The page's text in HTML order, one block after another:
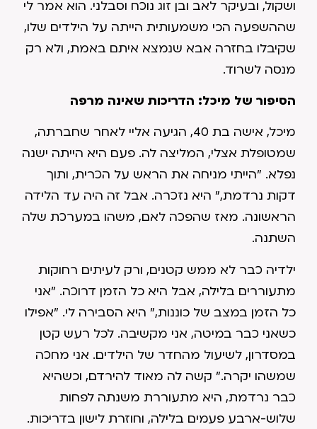
ושקול, ובעיקר לאב ובן זוג נוכח וסבלני. הוא אמר לי
שההשפעה הכי משמעותית הייתה על הילדים שלו,
שקיבלו בחזרה אבא שנמצא איתם באמת, ולא רק
מנסה לשרוד.
הסיפור של מיכל: הדריכות שאינה מרפה
מיכל, אישה בת 40, הגיעה אליי לאחר שחברתה,
שמטופלת אצלי, המליצה לה. פעם היא הייתה ישנה
נפלא. "הייתי מניחה את הראש על הכרית, ותוך
דקות נרדמת," היא נזכרה. אבל זה היה עד הלידה
הראשונה. מאז שהפכה לאם, משהו במערכת שלה
השתנה.
ילדיה כבר לא ממש קטנים, ורק לעיתים רחוקות
מתעוררים בלילה, אבל היא כל הזמן דרוכה. "אני
כל הזמן במצב של כוננות," היא הסבירה לי. "אפילו
כשאני כבר במיטה, אני מקשיבה. לכל רעש קטן
במסדרון, לשיעול מהחדר של הילדים. אני מחכה
שמשהו יקרה." קשה לה מאוד להירדם, וכשהיא
כבר נרדמת, היא מתעוררת משנתה לפחות
שלוש-ארבע פעמים בלילה, וחוזרת לישון בדריכות.